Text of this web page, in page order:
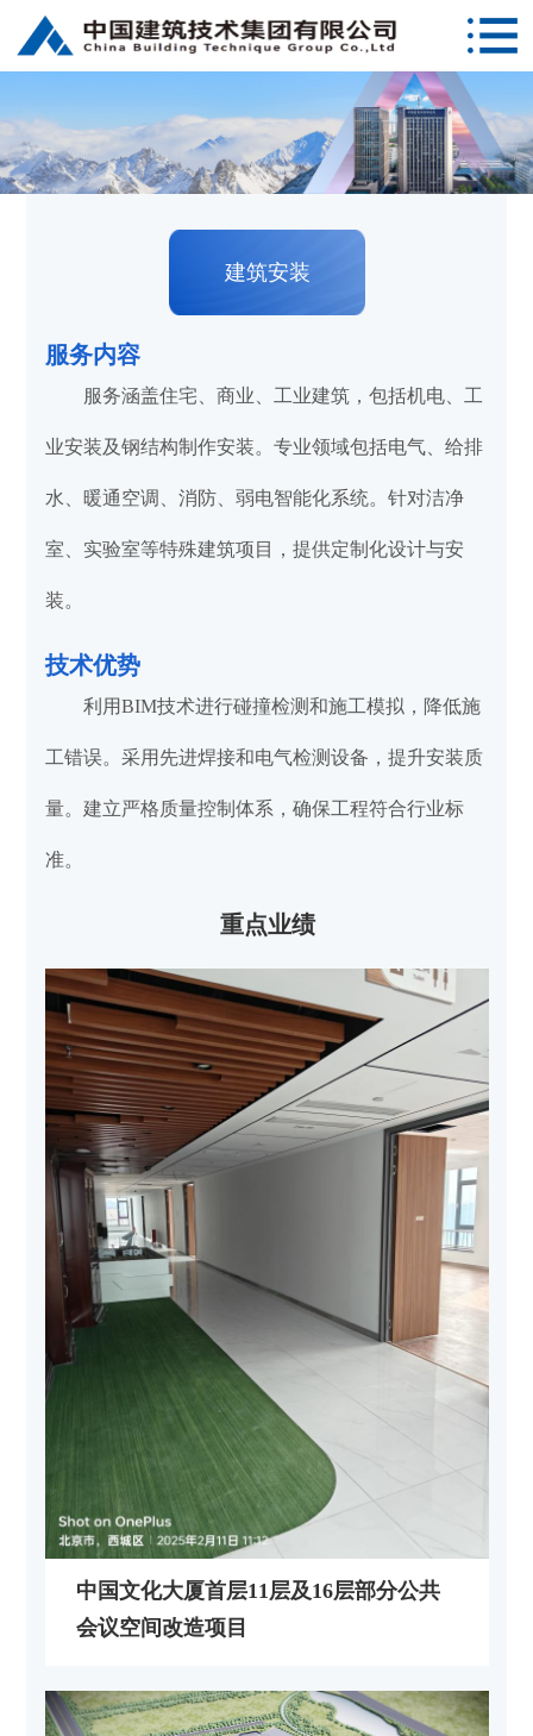
建筑安装
服务内容
服务涵盖住宅、商业、工业建筑，包括机电、工
业安装及钢结构制作安装。专业领域包括电气、给排
水、暖通空调、消防、弱电智能化系统。针对洁净
室、实验室等特殊建筑项目，提供定制化设计与安
装。
技术优势
利用BIM技术进行碰撞检测和施工模拟，降低施
工错误。采用先进焊接和电气检测设备，提升安装质
量。建立严格质量控制体系，确保工程符合行业标
准。
重点业绩
中国文化大厦首层11层及16层部分公共
会议空间改造项目